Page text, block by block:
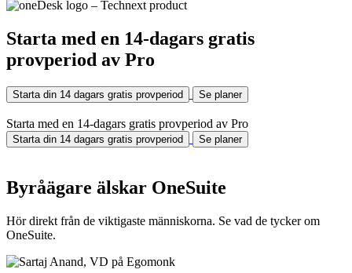
Starta med en 14-dagars gratis
provperiod av Pro
Starta din 14 dagars gratis provperiod Se planer
Starta med en 14-dagars gratis provperiod av Pro
Starta din 14 dagars gratis provperiod Se planer
Byråägare älskar OneSuite
Hör direkt från de viktigaste människorna. Se vad de tycker om
OneSuite.